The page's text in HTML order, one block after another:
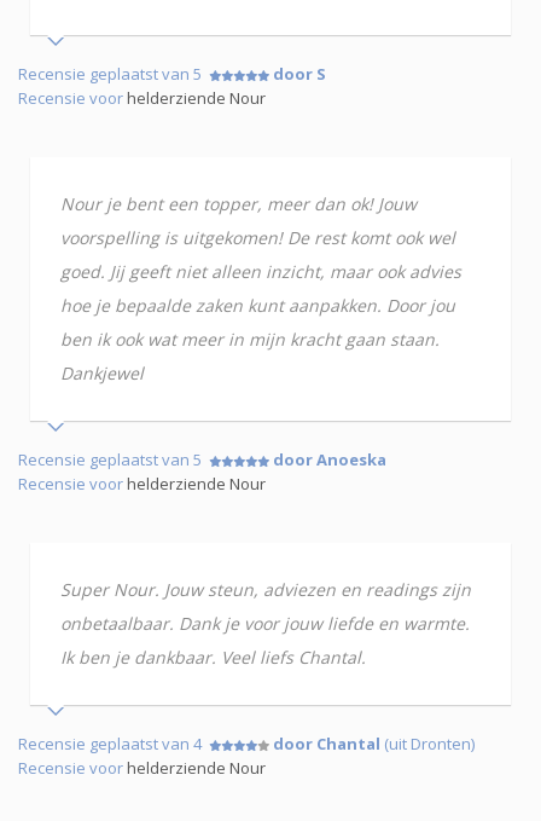
Recensie geplaatst van 5
door S
Recensie voorhelderziende Nour
Nour je bent een topper, meer dan ok! Jouw
voorspelling is uitgekomen! De rest komt ook wel
goed. Jij geeft niet alleen inzicht, maar ook advies
hoe je bepaalde zaken kunt aanpakken. Door jou
ben ik ook wat meer in mijn kracht gaan staan.
Dankjewel
Recensie geplaatst van 5
door Anoeska
Recensie voorhelderziende Nour
Super Nour. Jouw steun, adviezen en readings zijn
onbetaalbaar. Dank je voor jouw liefde en warmte.
Ik ben je dankbaar. Veel liefs Chantal.
Recensie geplaatst van 4 door Chantal (uit Dronten)
Recensie voorhelderziende Nour